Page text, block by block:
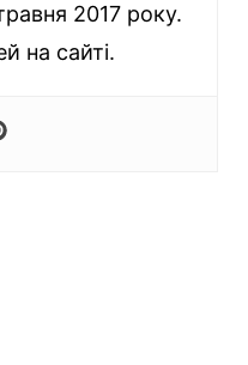
2017 року.
на сайті.